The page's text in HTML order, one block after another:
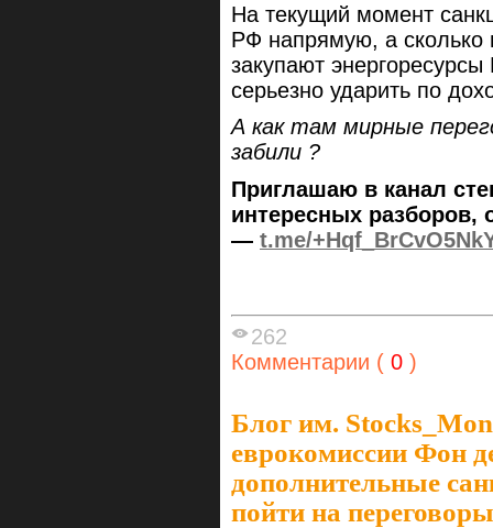
На текущий момент
РФ напрямую, а сколько
закупают
серьезно ударить по
А как там мирные
забили ?
Приглашаю в канал
интересных разборов,
— t.me/
262
Комментарии ( 0 )
Блог им.
еврокомиссии Фон
дополнительные
пойти на переговоры